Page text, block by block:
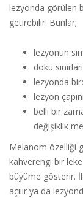
lezyonda görülen
getirebilir. Bunlar;
lezyonun
doku
lezyonda
lezyon
belli bir
değişiklik
Melanom özelliği
kahverengi bir
büyüme gösterir.
açılır ya da